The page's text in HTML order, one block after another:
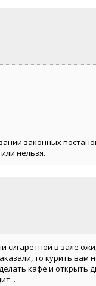
законных
нельзя.
в зале
то курить вам
кафе и